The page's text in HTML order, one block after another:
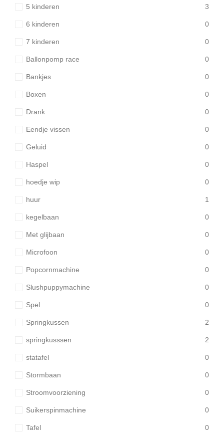
5 kinderen 3
6 kinderen 0
7 kinderen 0
Ballonpomp race 0
Bankjes 0
Boxen 0
Drank 0
Eendje vissen 0
Geluid 0
Haspel 0
hoedje wip 0
huur 1
kegelbaan 0
Met glijbaan 0
Microfoon 0
Popcornmachine 0
Slushpuppymachine 0
Spel 0
Springkussen 2
springkusssen 2
statafel 0
Stormbaan 0
Stroomvoorziening 0
Suikerspinmachine 0
Tafel 0